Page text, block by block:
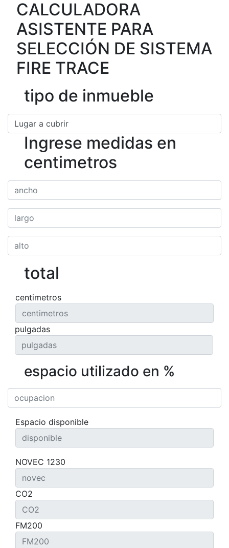
CALCULADORA
ASISTENTE PARA
SELECCIÓN DE SISTEMA
FIRE TRACE
tipo de inmueble
Ingrese medidas en
centimetros
total
centimetros
pulgadas
espacio utilizado en %
Espacio disponible
NOVEC 1230
CO2
FM200